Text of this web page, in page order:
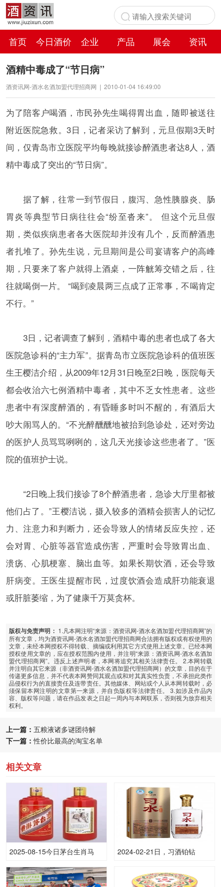
首页 今日酒价 企业 产品 展会
资讯
百科
酒精中毒成了“节日病”
酒资讯网-酒水名酒加盟代理招商网 | 2010-01-04 16:49:00
为了陪客户喝酒，市民孙先生喝得胃出血，随即被送往
附近医院急救。3日，记者采访了解到，元旦假期3天时
间，仅青岛市立医院平均每晚就接诊醉酒患者达8人，酒
精中毒成了突出的“节日病”。
据了解，往常一到节假日，腹泻、急性胰腺炎、肠
胃炎等典型节日病往往会“纷至沓来”。 但这个元旦假
期，类似疾病患者各大医院却并没有几个，反而醉酒患
者扎堆了。孙先生说，元旦期间是公司宴请客户的高峰
期，只要来了客户就得上酒桌，一阵觥筹交错之后，往
往就喝倒一片。 “喝到凌晨两三点成了正常事，不喝肯定
不行。”
3日，记者调查了解到，酒精中毒的患者也成了各大
医院急诊科的“主力军”。据青岛市立医院急诊科的值班医
生王樱洁介绍，从2009年12月31日晚至2日晚，医院每天
都会收治六七例酒精中毒者，其中不乏女性患者。这些
患者中有深度醉酒的，有昏睡多时叫不醒的，有酒后大
吵大闹骂人的。“不光醉醺醺地被抬到急诊处，还对旁边
的医护人员骂骂咧咧的，这几天光接诊这些患者了。”医
院的值班护士说。
“2日晚上我们接诊了8个醉酒患者，急诊大厅里都被
他们占了。”王樱洁说，摄入较多的酒精会损害人的记忆
力、注意力和判断力，还会导致人的情绪反应失控，还
会对胃、心脏等器官造成伤害，严重时会导致胃出血、
溃疡、心肌梗塞、脑出血等。如果长期饮酒，还会导致
肝病变。王医生提醒市民，过度饮酒会造成肝功能衰退
或肝脏萎缩，为了健康千万莫贪杯。
版权与免责声明： 1.凡本网注明“来源：酒资讯网-酒水名酒加盟代理招商网”的
所有文章，均为酒资讯网-酒水名酒加盟代理招商网合法拥有版权或有权使用的
文章，未经本网授权不得转载、摘编或利用其它方式使用上述文章。已经本网
授权使用文章的，应在授权范围内使用，并注明“来源：酒资讯网-酒水名酒加
盟代理招商网”。违反上述声明者，本网将追究其相关法律责任。 2.本网转载
并注明自其它来源（非酒资讯网-酒水名酒加盟代理招商网）的文章，目的在于
传递更多信息，并不代表本网赞同其观点或和对其真实性负责，不承担此类作
品侵权行为的直接责任及连带责任。其他媒体、网站或个人从本网转载时，必
须保留本网注明的文章第一来源，并自负版权等法律责任。 3.如涉及作品内
容、版权等问题，请在作品发表之日起一周内与本网联系，否则视为放弃相关
权利。
上一篇： 五粮液诸多谜团待解
下一篇：性价比最高的淘宝名单
相关文章
2025-08-15今日茅台生肖马
瓶，下跌 500元
2024-02-21日，习酒铂钻
是多少呢？